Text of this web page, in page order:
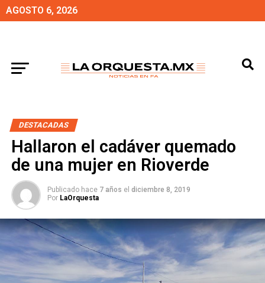
AGOSTO 6, 2026
DESTACADAS
Hallaron el cadáver quemado
de una mujer en Rioverde
Publicado hace 7 años el diciembre 8, 2019
Por LaOrquesta